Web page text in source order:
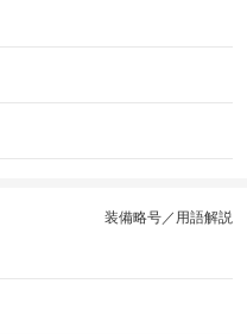
装備略号／用語解説